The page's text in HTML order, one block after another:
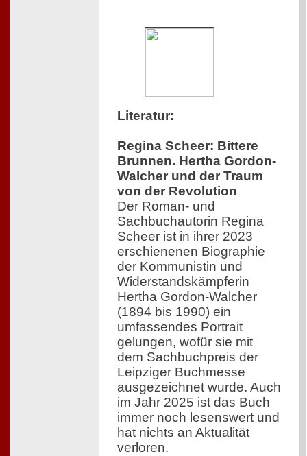
Literatur:
Regina Scheer: Bittere
Brunnen. Hertha Gordon-
Walcher und der Traum
von der Revolution
Der Roman- und
Sachbuchautorin Regina
Scheer ist in ihrer 2023
erschienenen Biographie
der Kommunistin und
Widerstandskämpferin
Hertha Gordon-Walcher
(1894 bis 1990) ein
umfassendes Portrait
gelungen, wofür sie mit
dem Sachbuchpreis der
Leipziger Buchmesse
ausgezeichnet wurde. Auch
im Jahr 2025 ist das Buch
immer noch lesenswert und
hat nichts an Aktualität
verloren.